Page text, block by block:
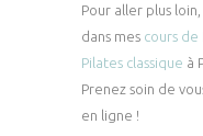
Pour aller plus
dans mes cours de
Pilates classique à
Prenez soin de
en ligne !